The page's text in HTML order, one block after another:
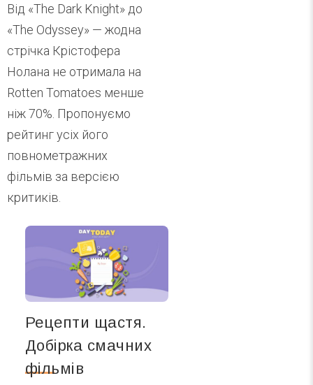
Від «The Dark Knight» до
«The Odyssey» — жодна
стрічка Крістофера
Нолана не отримала на
Rotten Tomatoes менше
ніж 70%. Пропонуємо
рейтинг усіх його
повнометражних
фільмів за версією
критиків.
Рецепти щастя.
Добірка смачних
фільмів